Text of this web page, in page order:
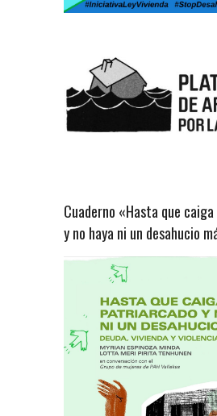
Cuaderno «Hasta que
y no haya ni un desahucio